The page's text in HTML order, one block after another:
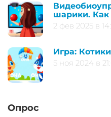
шарики. Как
2 фев 2025 в
Игра: Котики
5 ноя 2024 в
Опрос